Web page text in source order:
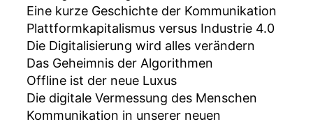
Eine kurze Geschichte der Kommunikation
Plattformkapitalismus versus Industrie 4.0
Die Digitalisierung wird alles verändern
Das Geheimnis der Algorithmen
Offline ist der neue Luxus
Die digitale Vermessung des Menschen
Kommunikation in unserer neuen